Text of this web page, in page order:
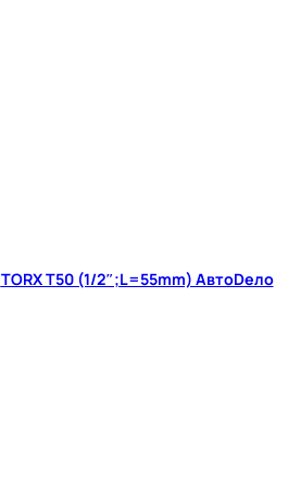
головка со вставкой TORX T50 (1/2″;L=55mm) АвтоDело